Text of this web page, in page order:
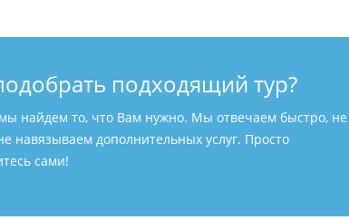
подходящий тур?
мы найдем то, что Вам нужно. Мы отвечаем быстро, не
навязываем дополнительных услуг. Просто
сами!